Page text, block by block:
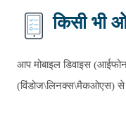
किसी भी
आप मोबाइल डिवाइस (आईफोन
(विंडोज\लिनक्स\मैकओएस) से